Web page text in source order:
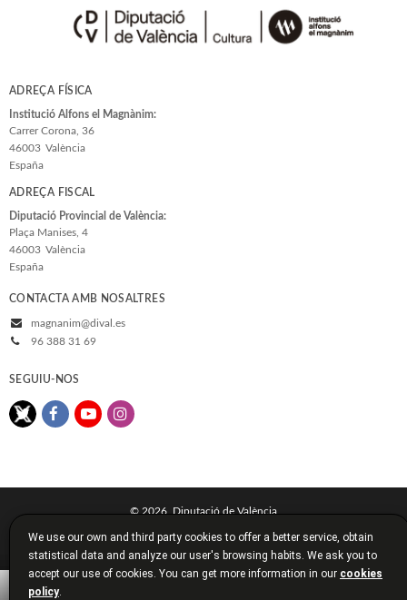
ADREÇA FÍSICA
Institució Alfons el Magnànim:
Carrer Corona, 36
46003 València
España
ADREÇA FISCAL
Diputació Provincial de València:
Plaça Manises, 4
46003 València
España
CONTACTA AMB NOSALTRES
magnanim@dival.es
96 388 31 69
SEGUIU-NOS
© 2026, Diputació de València
Avís legal Política de cookies
Política de privacitat
Condicions de compra
Diputació de València
We use our own and third party cookies to offer a better service, obtain
statistical data and analyze our user's browsing habits. We ask you to
accept our use of cookies. You can get more information in our cookies
policy.